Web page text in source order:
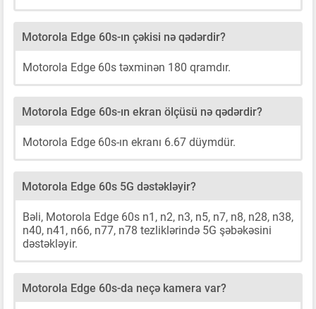
Motorola Edge 60s-ın çəkisi nə qədərdir?
Motorola Edge 60s təxminən 180 qramdır.
Motorola Edge 60s-ın ekran ölçüsü nə qədərdir?
Motorola Edge 60s-ın ekranı 6.67 düymdür.
Motorola Edge 60s 5G dəstəkləyir?
Bəli, Motorola Edge 60s n1, n2, n3, n5, n7, n8, n28, n38,
n40, n41, n66, n77, n78 tezliklərində 5G şəbəkəsini
dəstəkləyir.
Motorola Edge 60s-da neçə kamera var?